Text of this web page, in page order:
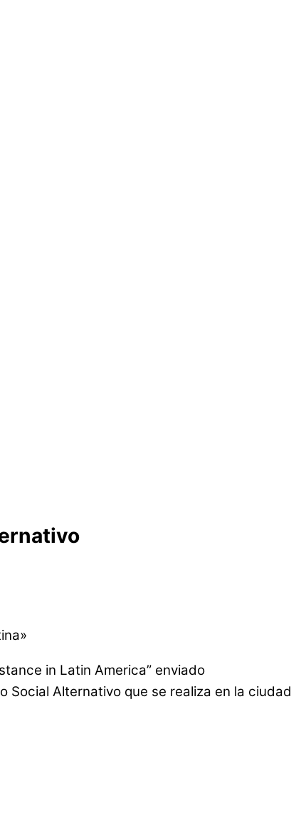
in Latin America” enviado
Social Alternativo que se realiza en la ciudad